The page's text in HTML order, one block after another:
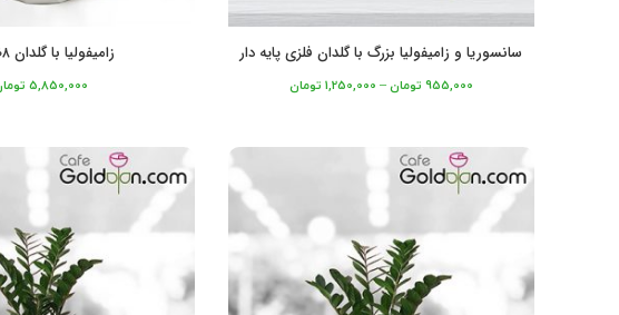
سانسوریا و زامیفولیا بزرگ با گلدان فلزی پایه ‌دار
955,000 تومان –
1,250,000 تومان
زامیفولیا با گلدان ۸ضلعی
5,850,000